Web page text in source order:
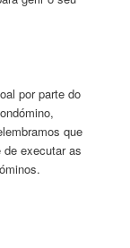
por parte do
que
executar as